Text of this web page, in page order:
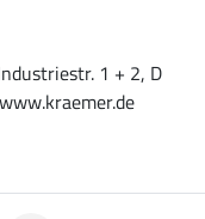
1 + 2, D